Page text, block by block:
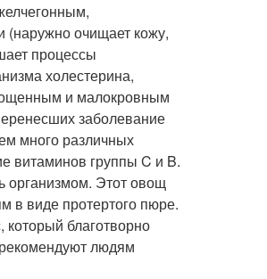
очищает кожу,
процессы
холестерина,
и малокровным
заболевание
много различных
витаминов группы C и B.
организмом. Этот овощ
в виде протертого пюре.
который благотворно
людям